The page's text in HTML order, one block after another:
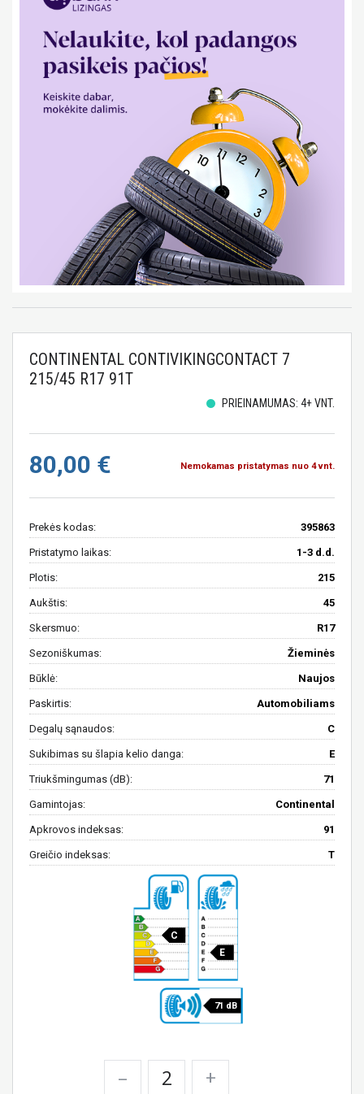
CONTINENTAL CONTIVIKINGCONTACT 7
215/45 R17 91T
PRIEINAMUMAS: 4+ VNT.
80,00 € Nemokamas pristatymas nuo 4 vnt.
Prekės kodas: 395863
Pristatymo laikas: 1-3 d.d.
Plotis: 215
Aukštis: 45
Skersmuo: R17
Sezoniškumas: Žieminės
Būklė: Naujos
Paskirtis: Automobiliams
Degalų sąnaudos: C
Sukibimas su šlapia kelio danga: E
Triukšmingumas (dB): 71
Gamintojas: Continental
Apkrovos indeksas: 91
Greičio indeksas: T
C
E
71 dB
– +